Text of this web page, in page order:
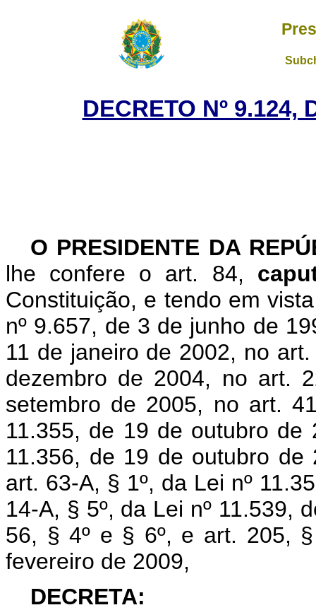
DECRETO Nº 9.124,
O PRESIDENTE DA
lhe confere o art. 84,
Constituição, e tendo em
nº 9.657, de 3 de junho de
11 de janeiro de 2002, no
dezembro de 2004, no art.
setembro de 2005, no art.
11.355, de 19 de outubro
11.356, de 19 de outubro
art. 63-A, § 1º, da Lei nº
14-A, § 5º, da Lei nº 11.539,
56, § 4º e § 6º, e art. 205,
fevereiro de 2009,
DECRETA: